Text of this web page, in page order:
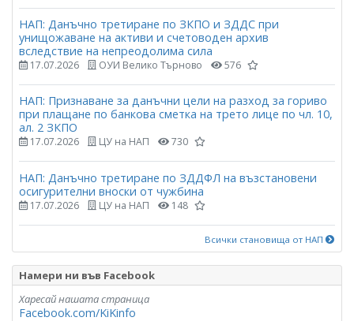
НАП: Данъчно третиране по ЗКПО и ЗДДС при
унищожаване на активи и счетоводен архив
вследствие на непреодолима сила
17.07.2026 ОУИ Велико Търново 576
НАП: Признаване за данъчни цели на разход за гориво
при плащане по банкова сметка на трето лице по чл. 10,
ал. 2 ЗКПО
17.07.2026 ЦУ на НАП 730
НАП: Данъчно третиране по ЗДДФЛ на възстановени
осигурителни вноски от чужбина
17.07.2026 ЦУ на НАП 148
Всички становища от НАП
Намери ни във Facebook
Харесай нашата страница
Facebook.com/KiKinfo